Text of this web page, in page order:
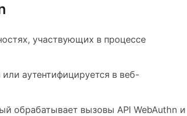
участвующих в процессе
аутентифицируется в веб-
обрабатывает вызовы API WebAuthn и